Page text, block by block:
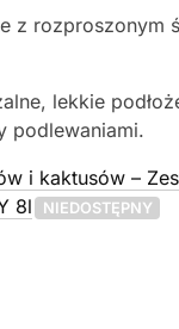
z
lekkie
podlewaniami.
i kaktusów –
8l
NIEDOSTĘPNY